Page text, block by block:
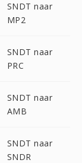
SNDT naar
MP2
SNDT naar
PRC
SNDT naar
AMB
SNDT naar
SNDR